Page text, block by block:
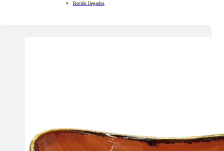
Recién llegados